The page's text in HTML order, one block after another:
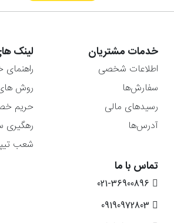
خدمات مشتریان
اطلاعات شخصی
سفارش‌ها
رسیدهای مالی
آدرس‌ها
لینک
راهنمای
روش
حریم
رهگیری
شعب
تماس با ما